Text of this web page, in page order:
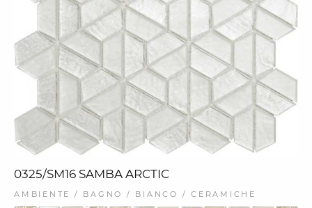
0325/SM16 SAMBA ARCTIC
AMBIENTE / BAGNO / BIANCO / CERAMICHE